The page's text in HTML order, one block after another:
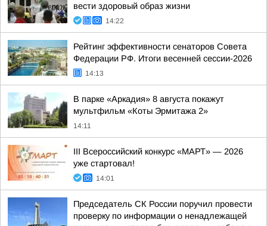
вести здоровый образ жизни
14:22
Рейтинг эффективности сенаторов Совета
Федерации РФ. Итоги весенней сессии-2026
14:13
В парке «Аркадия» 8 августа покажут
мультфильм «Коты Эрмитажа 2»
14:11
III Всероссийский конкурс «МАРТ» — 2026
уже стартовал!
14:01
Председатель СК России поручил провести
проверку по информации о ненадлежащей